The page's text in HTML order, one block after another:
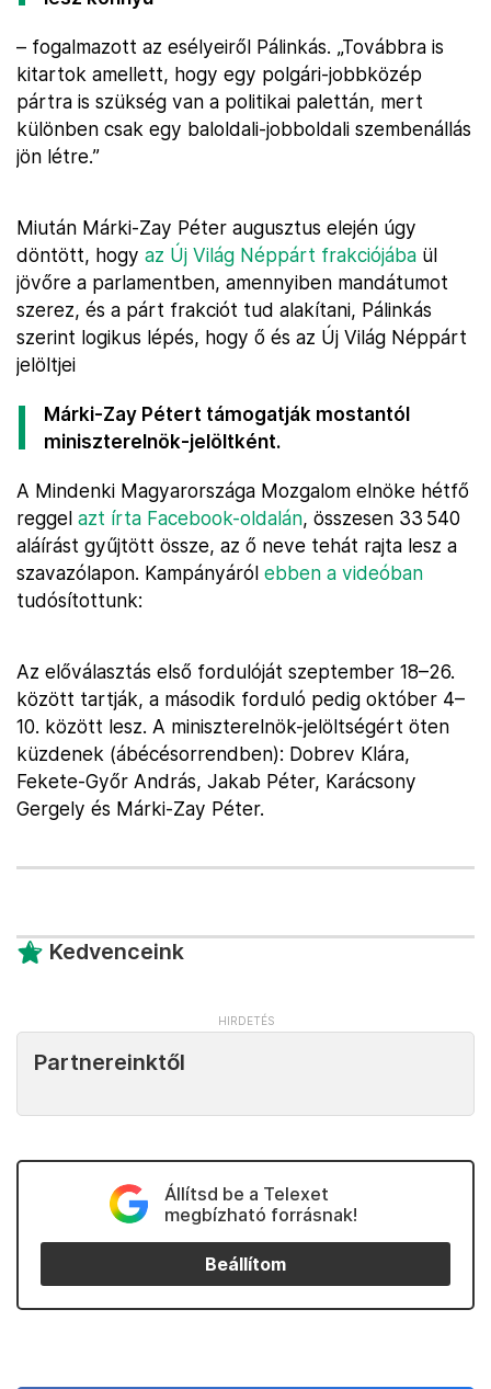
– fogalmazott az esélyeiről Pálinkás. „Továbbra is
kitartok amellett, hogy egy polgári-jobbközép
pártra is szükség van a politikai palettán, mert
különben csak egy baloldali-jobboldali szembenállás
jön létre.”
Miután Márki-Zay Péter augusztus elején úgy
döntött, hogy az Új Világ Néppárt frakciójába ül
jövőre a parlamentben, amennyiben mandátumot
szerez, és a párt frakciót tud alakítani, Pálinkás
szerint logikus lépés, hogy ő és az Új Világ Néppárt
jelöltjei
Márki-Zay Pétert támogatják mostantól
miniszterelnök-jelöltként.
A Mindenki Magyarországa Mozgalom elnöke hétfő
reggel azt írta Facebook-oldalán, összesen 33 540
aláírást gyűjtött össze, az ő neve tehát rajta lesz a
szavazólapon. Kampányáról ebben a videóban
tudósítottunk:
Az előválasztás első fordulóját szeptember 18–26.
között tartják, a második forduló pedig október 4–
10. között lesz. A miniszterelnök-jelöltségért öten
küzdenek (ábécésorrendben): Dobrev Klára,
Fekete-Győr András, Jakab Péter, Karácsony
Gergely és Márki-Zay Péter.
Kedvenceink
Partnereinktől
Állítsd be a Telexet
megbízható forrásnak!
Beállítom